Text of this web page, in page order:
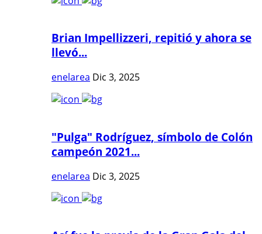
Brian Impellizzeri, repitió y ahora se
llevó...
enelarea Dic 3, 2025
"Pulga" Rodríguez, símbolo de Colón
campeón 2021...
enelarea Dic 3, 2025